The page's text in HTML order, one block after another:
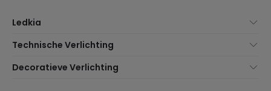
Ledkia
Klantenservice
Verzendmethoden
Technische Verlichting
Merken
Decoratieve Verlichting